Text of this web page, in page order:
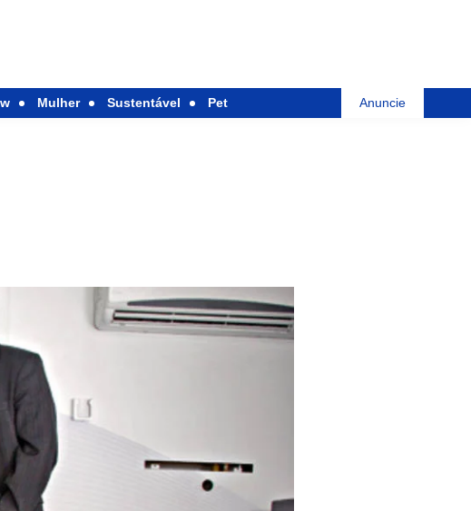
Mulher Sustentável Pet Anuncie